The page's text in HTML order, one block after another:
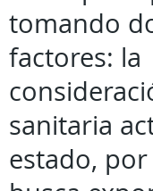
tomando
factores: la
sanitaria
estado,